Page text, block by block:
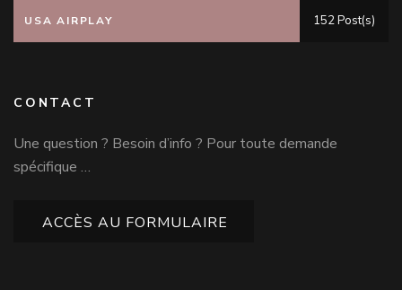
USA AIRPLAY 152 Post(s)
CONTACT
Une question ? Besoin d’info ? Pour toute demande
spécifique …
ACCÈS AU FORMULAIRE